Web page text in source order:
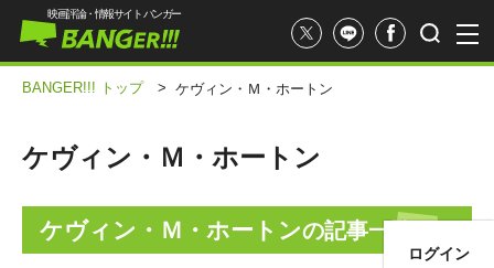
映画評論・情報サイト バンガー
ログイン
BANGER!!! トップ > ケヴィン・Ｍ・ホートン
ケヴィン・Ｍ・ホートン
ケヴィン・Ｍ・ホートンの記事一覧